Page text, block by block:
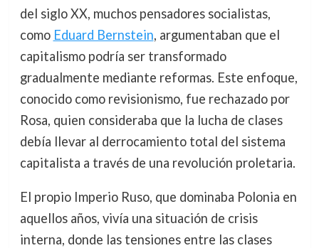
del siglo XX, muchos pensadores socialistas,
como Eduard Bernstein, argumentaban que el
capitalismo podría ser transformado
gradualmente mediante reformas. Este enfoque,
conocido como revisionismo, fue rechazado por
Rosa, quien consideraba que la lucha de clases
debía llevar al derrocamiento total del sistema
capitalista a través de una revolución proletaria.
El propio Imperio Ruso, que dominaba Polonia en
aquellos años, vivía una situación de crisis
interna, donde las tensiones entre las clases